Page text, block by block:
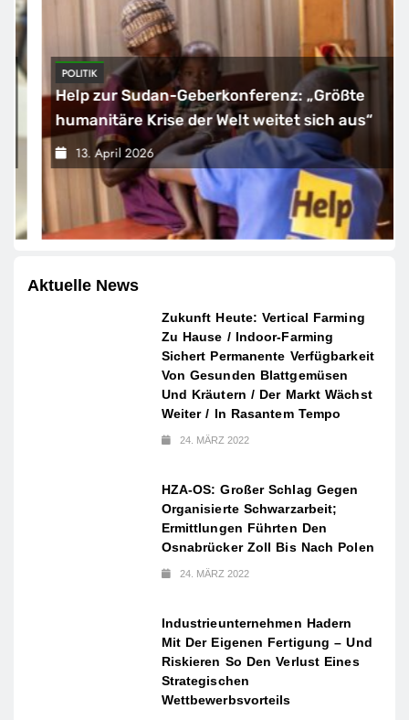
POLITIK
Help zur Sudan-Geberkonferenz: „Größte
humanitäre Krise der Welt weitet sich aus“
13. April 2026
Aktuelle News
Zukunft Heute: Vertical Farming
Zu Hause / Indoor-Farming
Sichert Permanente Verfügbarkeit
Von Gesunden Blattgemüsen
Und Kräutern / Der Markt Wächst
Weiter / In Rasantem Tempo
24. MÄRZ 2022
HZA-OS: Großer Schlag Gegen
Organisierte Schwarzarbeit;
Ermittlungen Führten Den
Osnabrücker Zoll Bis Nach Polen
24. MÄRZ 2022
Industrieunternehmen Hadern
Mit Der Eigenen Fertigung – Und
Riskieren So Den Verlust Eines
Strategischen
Wettbewerbsvorteils